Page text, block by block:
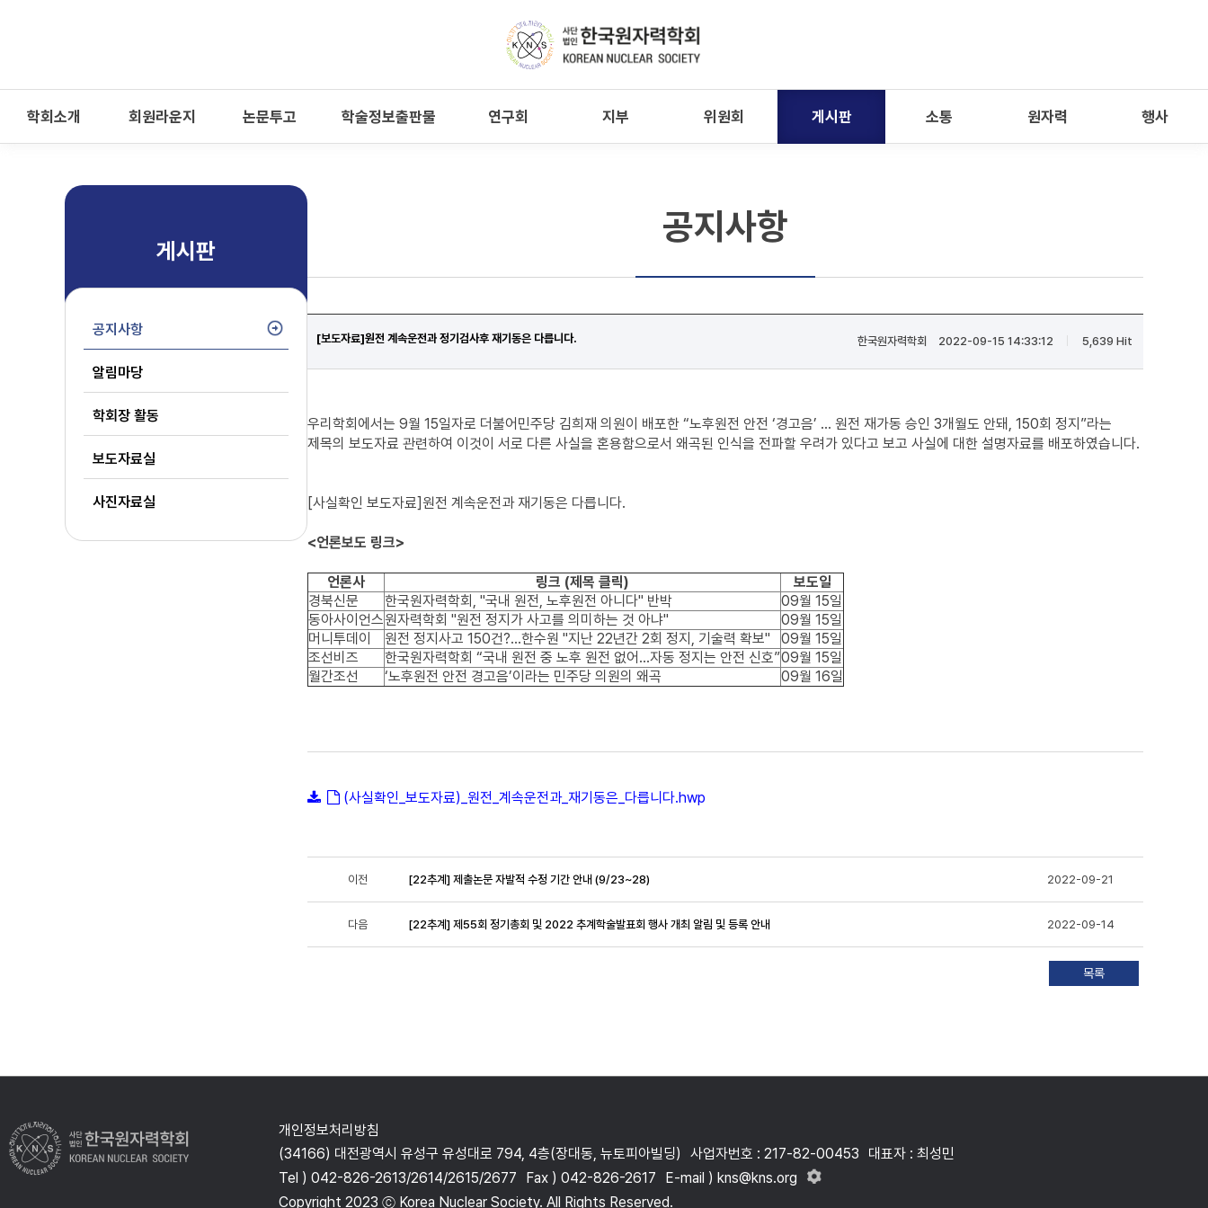
학회소개 회원라운지 논문투고 학술정보출판물 연구회 지부 위원회 게시판 소통 원자력 행사
게시판
공지사항
알림마당
학회장 활동
보도자료실
사진자료실
공지사항
[보도자료]원전 계속운전과 정기검사후 재기동은 다릅니다. 한국원자력학회| 2022-09-15 14:33:12 5,639 Hit
우리학회에서는 9월 15일자로 더불어민주당 김희재 의원이 배포한 “노후원전 안전 ‘경고음’ ... 원전 재가동 승인 3개월도 안돼, 150회 정지”라는
제목의 보도자료 관련하여 이것이 서로 다른 사실을 혼용함으로서 왜곡된 인식을 전파할 우려가 있다고 보고 사실에 대한 설명자료를 배포하였습니다.
[사실확인 보도자료]원전 계속운전과 재기동은 다릅니다.
<언론보도 링크>
언론사 링크 (제목 클릭)
보도일
경북신문
한국원자력학회, "국내 원전, 노후원전 아니다" 반박
09월 15일
동아사이언스원자력학회 "원전 정지가 사고를 의미하는 것 아냐"
09월 15일
머니투데이
원전 정지사고 150건?…한수원 "지난 22년간 2회 정지, 기술력 확보"
09월 15일
조선비즈
한국원자력학회 “국내 원전 중 노후 원전 없어…자동 정지는 안전 신호”09월 15일
월간조선
‘노후원전 안전 경고음’이라는 민주당 의원의 왜곡 09월 16일
(사실확인_보도자료)_원전_계속운전과_재기동은_다릅니다.hwp
이전 [22추계] 제출논문 자발적 수정 기간 안내 (9/23~28) 2022-09-21
다음 [22추계] 제55회 정기총회 및 2022 추계학술발표회 행사 개최 알림 및 등록 안내 2022-09-14
개인정보처리방침
(34166) 대전광역시 유성구 유성대로 794, 4층(장대동, 뉴토피아빌딩)
사업자번호 : 217-82-00453
대표자 : 최성민
Tel ) 042-826-2613/2614/2615/2677
Fax ) 042-826-2617
E-mail ) kns@kns.org
Copyright 2023 ⓒ Korea Nuclear Society. All Rights Reserved.